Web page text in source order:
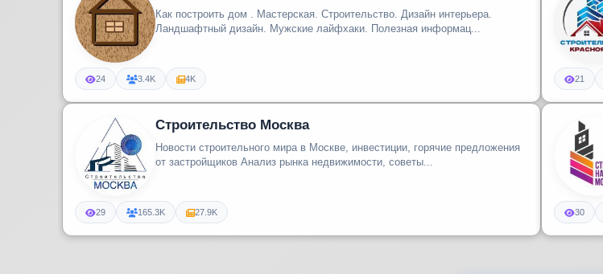
Как построить дом . Мастерская. Строительство. Дизайн интерьера.
Ландшафтный дизайн. Мужские лайфхаки. Полезная информац...
24 3.4K 4K 21
Строительство Москва
Новости строительного мира в Москве, инвестиции, горячие предложения
от застройщиков Анализ рынка недвижимости, советы...
29 165.3K 27.9K 30